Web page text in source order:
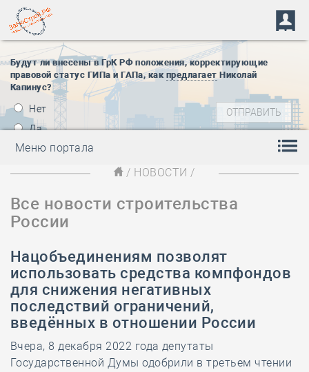
Будут ли внесены в ГрК РФ положения, корректирующие
правовой статус ГИПа и ГАПа, как предлагает Николай
Капинус?
Нет
Да
Меню портала
/ НОВОСТИ /
Все новости строительства
России
Нацобъединениям позволят
использовать средства компфондов
для снижения негативных
последствий ограничений,
введённых в отношении России
Вчера, 8 декабря 2022 года депутаты
Государственной Думы одобрили в третьем чтении